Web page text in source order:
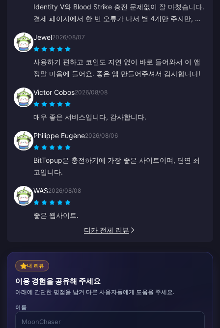
Identity V와 Blood Strike 충전 문제없이 잘 마쳤습니다.
결제 페이지에서 한 번 오류가 나서 별 4개만 주지만, 고
렴하고 게임 종류도 다양해서 좋네요!
Jewel2026/08/07
사용하기 편하고 코인도 지연 없이 바로 들어와서 이 앱
정말 마음에 들어요. 좋은 앱 만들어주셔서 감사합니다!
Victor Cobos2026/08/08
매우 좋은 서비스입니다, 감사합니다.
Philippe Eugène2026/08/06
BitTopup은 충전하기에 가장 좋은 사이트이며, 단연 최
고입니다.
WAS2026/08/08
좋은 웹사이트.
디카 전체 리뷰
내 리뷰
이용 경험을 공유해 주세요
아래에 간단한 평점을 남겨 다른 사용자들에게 도움을 주세요.
이름